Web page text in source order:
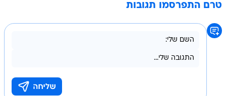
טרם התפרסמו תגובות